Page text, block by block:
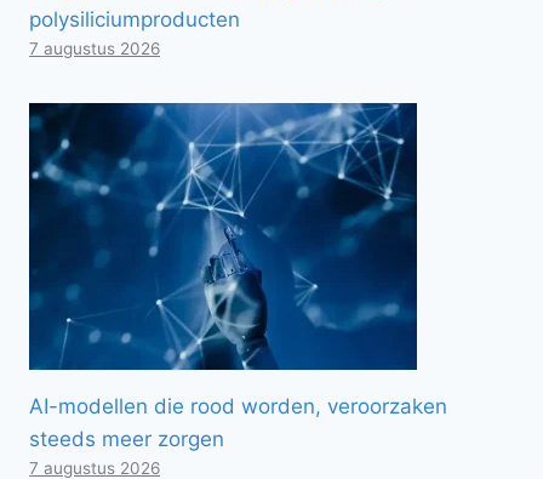
polysiliciumproducten
7 augustus 2026
AI-modellen die rood worden, veroorzaken
steeds meer zorgen
7 augustus 2026